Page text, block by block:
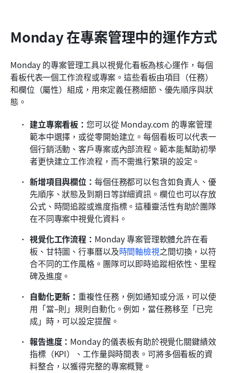
Monday 在專案管理中的運作方式
Monday 的專案管理工具以視覺化看板為核心運作，每個
看板代表一個工作流程或專案。這些看板由項目（任務）
和欄位（屬性）組成，用來定義任務細節、優先順序與狀
態。
建立專案看板：您可以從 Monday.com 的專案管理
範本中選擇，或從零開始建立。每個看板可以代表一
個行銷活動、客戶專案或內部流程。範本能幫助初學
者更快建立工作流程，而不需進行繁瑣的設定。
新增項目與欄位： 每個任務都可以包含如負責人、優
先順序、狀態及到期日等詳細資訊。欄位也可以存放
公式、時間追蹤或進度指標。這種靈活性有助於團隊
在不同專案中視覺化資料。
視覺化工作流程： Monday 專案管理軟體允許在看
板、甘特圖、行事曆以及時間軸檢視之間切換，以符
合不同的工作風格。團隊可以即時追蹤相依性、里程
碑及進度。
自動化更新： 重複性任務，例如通知或分派，可以使
用「當–則」規則自動化。例如，當任務移至「已完
成」時，可以設定提醒。
報告進度： Monday 的儀表板有助於視覺化關鍵績效
指標（KPI）、工作量與時間表。可將多個看板的資
料整合，以獲得完整的專案概覽。